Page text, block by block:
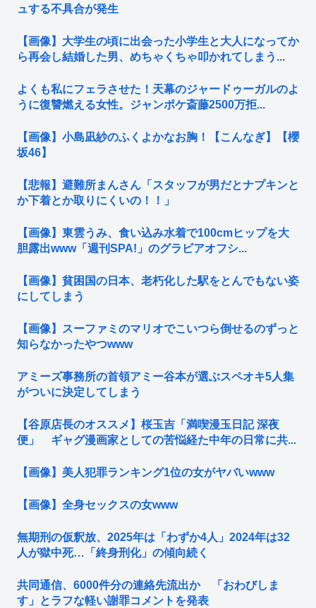
ュする不具合が発生
【画像】大学生の頃に出会った小学生と大人になってか
ら再会し結婚した男、めちゃくちゃ叩かれてしまう...
よくも私にフェラさせた！天幕のジャードゥーガルのよ
うに復讐燃える女性。ジャンポケ斎藤2500万拒...
【画像】小島凪紗のふくよかなお胸！【こんなぎ】【櫻
坂46】
【悲報】避難所まんさん「スタッフが男だとナプキンと
か下着とか取りにくいの！！」
【画像】東雲うみ、食い込み水着で100cmヒップを大
胆露出www「週刊SPA!」のグラビアオフシ...
【画像】貧困国の日本、老朽化した駅をとんでもない姿
にしてしまう
【画像】スーファミのマリオでこいつら倒せるのずっと
知らなかったやつwww
アミーズ事務所の首領アミー谷本が選ぶスペオキ5人集
がついに決定してしまう
【谷原店長のオススメ】桜玉吉「満喫漫玉日記 深夜
便」 ギャグ漫画家としての苦悩経た中年の日常に共...
【画像】美人犯罪ランキング1位の女がヤバいwww
【画像】全身セックスの女www
無期刑の仮釈放、2025年は「わずか4人」2024年は32
人が獄中死…「終身刑化」の傾向続く
共同通信、6000件分の連絡先流出か 「おわびしま
す」とラフな軽い謝罪コメントを発表